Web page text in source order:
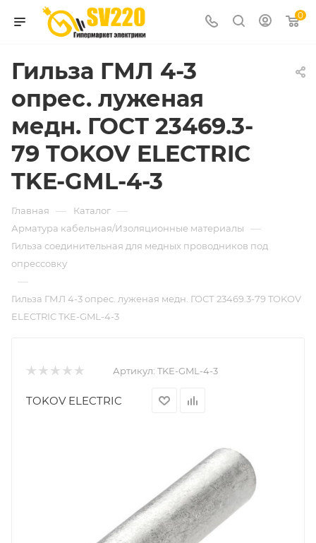
0
Гильза ГМЛ 4-3
опрес. луженая
медн. ГОСТ 23469.3-
79 TOKOV ELECTRIC
TKE-GML-4-3
Главная — Каталог —
Арматура кабельная/Изоляционные материалы —
Гильза соединительная для медных проводников под
опрессовку
—
Гильза ГМЛ 4-3 опрес. луженая медн. ГОСТ 23469.3-79 TOKOV
ELECTRIC TKE-GML-4-3
Артикул: TKE-GML-4-3
TOKOV ELECTRIC